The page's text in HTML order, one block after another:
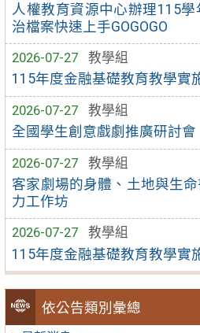
人權教育資源中心辦理115
治檔案快速上手GOGOGO
2026-07-27
教學組
115年度金融基礎教育教學實
2026-07-27
教學組
全國學生創意戲劇推廣研討會
2026-07-27
教學組
客家劇場的身體、土地與生
力工作坊
2026-07-27
教學組
115年度金融基礎教育教學實
依公告類別彙總